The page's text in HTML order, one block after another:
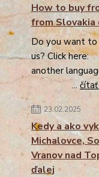
How to buy
from Slovakia
Do you want to
us? Click here:
another
...
23.02.2025
Kedy a ako
Michalovce,
Vranov nad
ďalej